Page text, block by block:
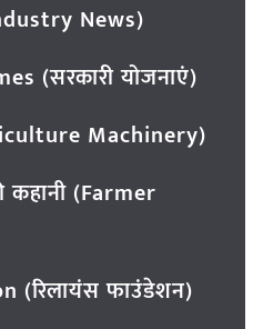
News)
(सरकारी योजनाएं)
Machinery)
कहानी (Farmer
(रिलायंस फाउंडेशन)